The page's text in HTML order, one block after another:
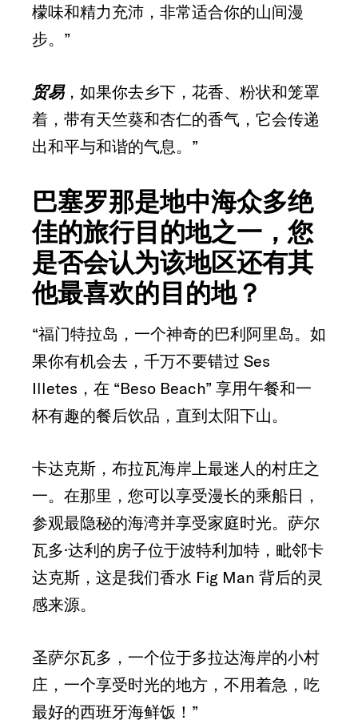
檬味和精力充沛，非常适合你的山间漫
步。”
贸易，如果你去乡下，花香、粉状和笼罩
着，带有天竺葵和杏仁的香气，它会传递
出和平与和谐的气息。”
巴塞罗那是地中海众多绝
佳的旅行目的地之一，您
是否会认为该地区还有其
他最喜欢的目的地？
“福门特拉岛，一个神奇的巴利阿里岛。如
果你有机会去，千万不要错过 Ses
Illetes，在 “Beso Beach” 享用午餐和一
杯有趣的餐后饮品，直到太阳下山。
卡达克斯，布拉瓦海岸上最迷人的村庄之
一。在那里，您可以享受漫长的乘船日，
参观最隐秘的海湾并享受家庭时光。萨尔
瓦多·达利的房子位于波特利加特，毗邻卡
达克斯，这是我们香水 Fig Man 背后的灵
感来源。
圣萨尔瓦多，一个位于多拉达海岸的小村
庄，一个享受时光的地方，不用着急，吃
最好的西班牙海鲜饭！”